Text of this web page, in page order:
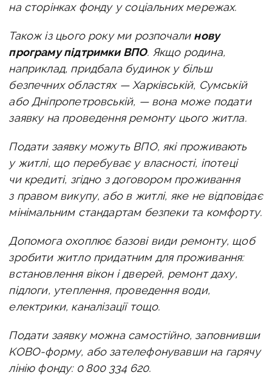
на сторінках фонду у соціальних мережах.
Також із цього року ми розпочали нову
програму підтримки ВПО. Якщо родина,
наприклад, придбала будинок у більш
безпечних областях — Харківській, Сумській
або Дніпропетровській, — вона може подати
заявку на проведення ремонту цього житла.
Подати заявку можуть ВПО, які проживають
у житлі, що перебуває у власності, іпотеці
чи кредиті, згідно з договором проживання
з правом викупу, або в житлі, яке не відповідає
мінімальним стандартам безпеки та комфорту.
Допомога охоплює базові види ремонту, щоб
зробити житло придатним для проживання:
встановлення вікон і дверей, ремонт даху,
підлоги, утеплення, проведення води,
електрики, каналізації тощо.
Подати заявку можна самостійно, заповнивши
KOBO-форму, або зателефонувавши на гарячу
лінію фонду: 0 800 334 620.